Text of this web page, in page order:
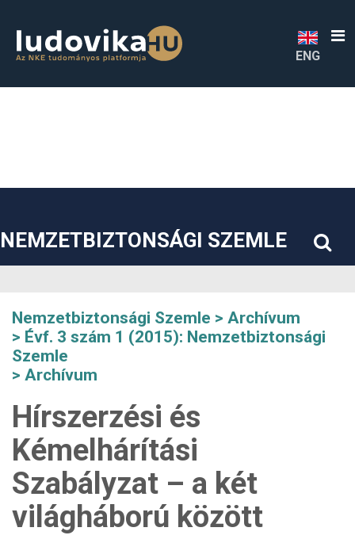
##plugins.themes.bootstrap3.accessible_menu.sidebar##
ENG
NEMZETBIZTONSÁGI SZEMLE
Nemzetbiztonsági Szemle
Archívum
Évf. 3 szám 1 (2015): Nemzetbiztonsági
Szemle
Archívum
Hírszerzési és
Kémelhárítási
Szabályzat – a két
világháború között